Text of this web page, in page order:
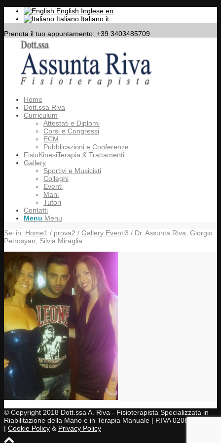
English Inglese en
Italiano Italiano it
Prenota il tuo appuntamento: +39 3403485709
Home
Dott.ssa Riva
Curriculum
Attestati e Diplomi
Corsi e Congressi
ECM
Pubblicazioni e Conferenze
FisioKinesiTerapia & Trattamenti
Gallery
Sportivi e Musicisti
Colleghi
Eventi
Mani
Tutori
Contatti
Menu Menu
Sei in: Home1 / prova2 / Gallery Eventi3 / Dr. Assunta Riva, Giorgio
Petrosyan, Silvia Miraglia
© Copyright 2018 Dott.ssa A. Riva - Fisioterapista Specializzata in
Riabilitazione della Mano e in Terapia Manuale | P.IVA 02083430997
| Cookie Policy & Privacy Policy